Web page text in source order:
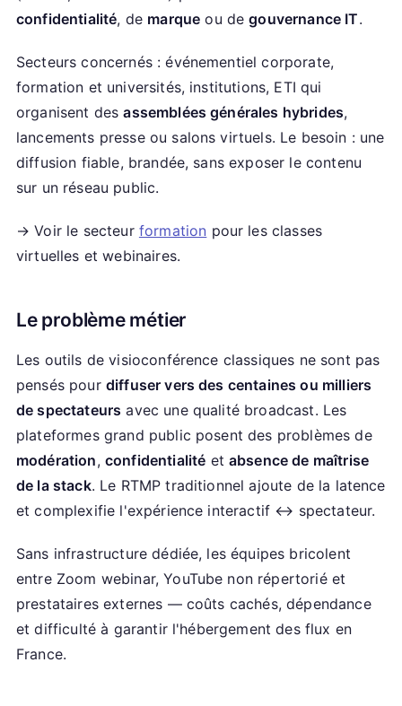
confidentialité, de marque ou degouvernance IT.
Secteurs concernés : événementiel corporate,
formation et universités, institutions, ETI qui
organisent desassemblées générales hybrides,
lancements presse ou salons virtuels. Le besoin : une
diffusion fiable, brandée, sans exposer le contenu
sur un réseau public.
→ Voir le secteur formation pour les classes
virtuelles et webinaires.
Le problème métier
Les outils de visioconférence classiques ne sont pas
pensés pour diffuser vers des centaines ou milliers
de spectateurs avec une qualité broadcast. Les
plateformes grand public posent des problèmes de
modération, confidentialité et absence de maîtrise
de la stack. Le RTMP traditionnel ajoute de la latence
et complexifie l'expérience interactif ↔ spectateur.
Sans infrastructure dédiée, les équipes bricolent
entre Zoom webinar, YouTube non répertorié et
prestataires externes — coûts cachés, dépendance
et difficulté à garantir l'hébergement des flux en
France.